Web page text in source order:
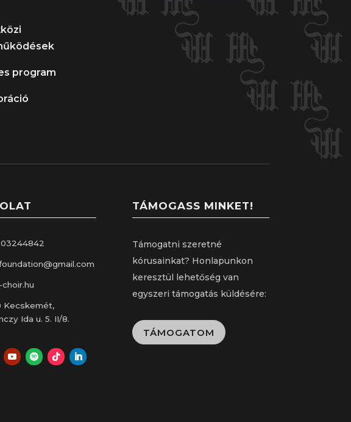
program
choir.hu
Kecskemét,
Ida u. 5. II/8.
TÁMOGASS MINKET!
Támogatni szeretné
kórusainkat? Honlapunkon
keresztül lehetőség van
egyszeri támogatás küldésére:
TÁMOGATOM